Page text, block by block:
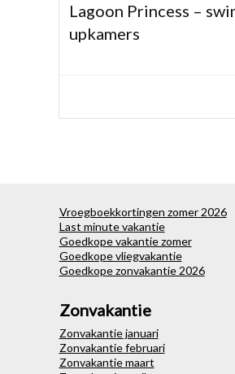
Lagoon Princess –
upkamers
Vroegboekkortingen zomer 2026
Last minute vakantie
Goedkope vakantie zomer
Goedkope vliegvakantie
Goedkope zonvakantie 2026
Zonvakantie
Zonvakantie januari
Zonvakantie februari
Zonvakantie maart